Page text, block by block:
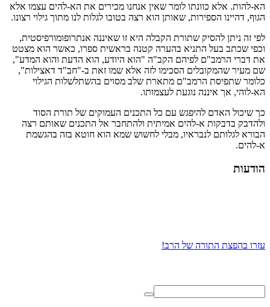
הא-להות. אלא כוונתו לומר שאין אנחנו מכירים את הא-להים עצמו אלא
הגוף, דהיינו הספירות, שאותן הוא רצה בטובו לגלות לנו מתוך גילוי רצונו.
לפי זה ניתן להסיק שתורת הקבלה היא זו שאיננה אנתרופומורפיסטית,
וכפי שכתב בעל התניא בהערה קטנה בראשית ספרו, כאשר הוא מצטט
את דברי הרמב"ם לפיהם הקב"ה "הוא היודע, הוא הדעת והוא המדע",
שם מעיר שהמקובלים הסכימו לזה אלא שמו זאת ב-"חב"ד דאצילות",
כלומר שתפיסת הרמב"ם מתארת שלב מסוים בהשתלשלות הגילוי
הא-לוהי, אך איננה נוגעת לעצמותו.
כך שיכול האדם להיפגש עם כל התכנים העמוקים של תורת הסוד
ולהדבק בדבקות א-להים אמיתית ולהתחבר אל התכנים שאותם רצה
הבורא לגלותם לנבראיו, מבלי לחשוש שמא הוא חוטא בזה בהגשמת
א-להים.
הודעות
עזרו בהפצת התורה של הרב!